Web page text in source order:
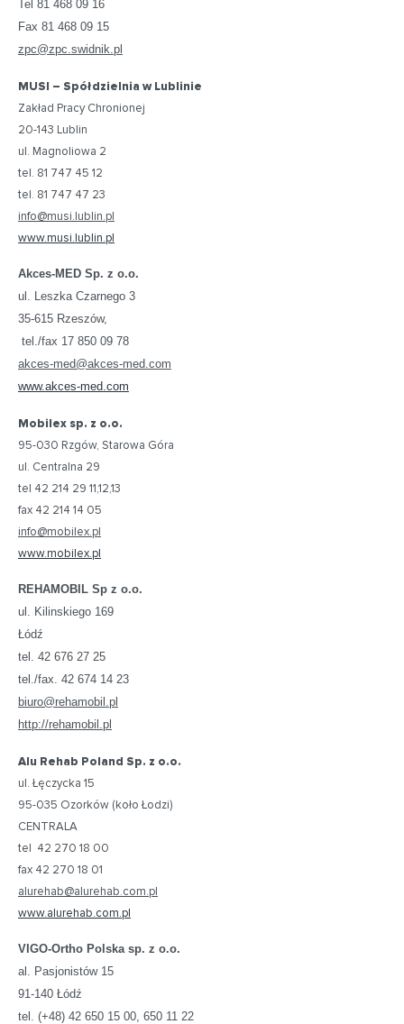
Tel 81 468 09 16
Fax 81 468 09 15
zpc@zpc.swidnik.pl
MUSI – Spółdzielnia w Lublinie
Zakład Pracy Chronionej
20-143 Lublin
ul. Magnoliowa 2
tel. 81 747 45 12
tel. 81 747 47 23
info@musi.lublin.pl
www.musi.lublin.pl
Akces-MED Sp. z o.o.
ul. Leszka Czarnego 3
35-615 Rzeszów,
tel./fax 17 850 09 78
akces-med@akces-med.com
www.akces-med.com
Mobilex sp. z o.o.
95-030 Rzgów, Starowa Góra
ul. Centralna 29
tel 42 214 29 11,12,13
fax 42 214 14 05
info@mobilex.pl
www.mobilex.pl
REHAMOBIL Sp z o.o.
ul. Kilinskiego 169
Łódź
tel. 42 676 27 25
tel./fax. 42 674 14 23
biuro@rehamobil.pl
http://rehamobil.pl
Alu Rehab Poland Sp. z o.o.
ul. Łęczycka 15
95-035 Ozorków (koło Łodzi)
CENTRALA
tel 42 270 18 00
fax 42 270 18 01
alurehab@alurehab.com.pl
www.alurehab.com.pl
VIGO-Ortho Polska sp. z o.o.
al. Pasjonistów 15
91-140 Łódź
tel. (+48) 42 650 15 00, 650 11 22